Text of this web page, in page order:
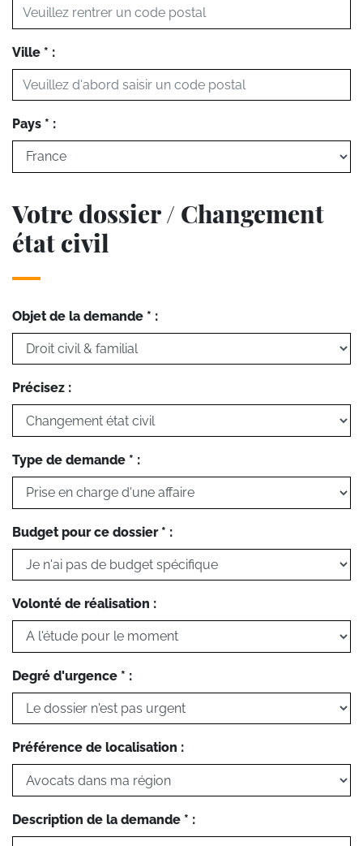
Ville * :
Pays * :
Votre dossier / Changement
état civil
Objet de la demande * :
Précisez :
Type de demande * :
Budget pour ce dossier * :
Volonté de réalisation :
Degré d'urgence * :
Préférence de localisation :
Description de la demande * :